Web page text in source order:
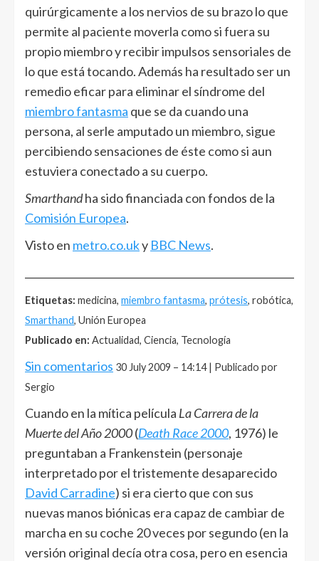
quirúrgicamente a los nervios de su brazo lo que
permite al paciente moverla como si fuera su
propio miembro y recibir impulsos sensoriales de
lo que está tocando. Además ha resultado ser un
remedio eficar para eliminar el síndrome del
miembro fantasma que se da cuando una
persona, al serle amputado un miembro, sigue
percibiendo sensaciones de éste como si aun
estuviera conectado a su cuerpo.
Smarthandha sido financiada con fondos de la
Comisión Europea.
Visto en metro.co.uky BBC News.
Etiquetas: medicina, miembro fantasma, prótesis, robótica,
Smarthand, Unión Europea
Publicado en: Actualidad, Ciencia, Tecnología
Sin comentarios 30 July 2009 – 14:14 | Publicado por
Sergio
Cuando en la mítica película La Carrera de la
Muerte del Año 2000(Death Race 2000, 1976) le
preguntaban a Frankenstein (personaje
interpretado por el tristemente desaparecido
David Carradine) si era cierto que con sus
nuevas manos biónicas era capaz de cambiar de
marcha en su coche 20 veces por segundo (en la
versión original decía otra cosa, pero en esencia